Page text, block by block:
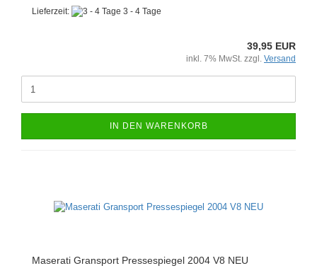
Lieferzeit: 3 - 4 Tage
39,95 EUR
inkl. 7% MwSt. zzgl. Versand
IN DEN WARENKORB
Maserati Gransport Pressespiegel 2004 V8 NEU